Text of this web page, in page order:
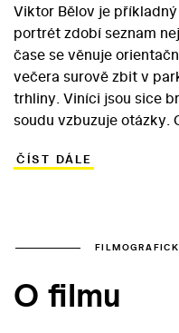
Viktor Bělov je
portrét zdobí seznam
čase se věnuje
večera surově zbit v
trhliny. Viníci jsou sice
soudu vzbuzuje otázky.
nespravedlností
látku k filmům autoři
tendence jejího dalšího
ČÍST DÁLE
O filmu